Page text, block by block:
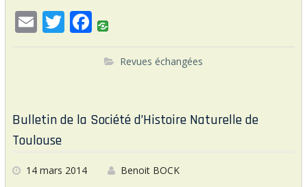
E T F
o
o
Revues échangées
Bulletin de la Société d’Histoire Naturelle de
Toulouse
14 mars 2014 Benoit BOCK